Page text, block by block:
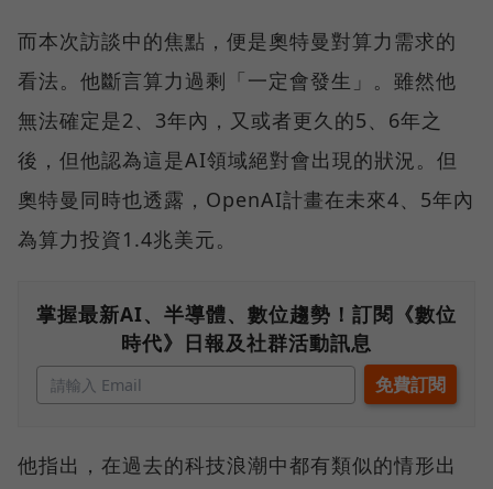
而本次訪談中的焦點，便是奧特曼對算力需求的
看法。他斷言算力過剩「一定會發生」。雖然他
無法確定是2、3年內，又或者更久的5、6年之
後，但他認為這是AI領域絕對會出現的狀況。但
奧特曼同時也透露，OpenAI計畫在未來4、5年內
為算力投資1.4兆美元。
掌握最新AI、半導體、數位趨勢！訂閱《數位
時代》日報及社群活動訊息
他指出，在過去的科技浪潮中都有類似的情形出